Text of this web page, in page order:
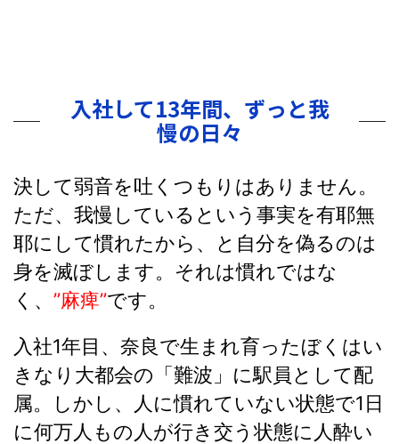
入社して13年間、ずっと我
慢の日々
決して弱音を吐くつもりはありません。
ただ、我慢しているという事実を有耶無
耶にして慣れたから、と自分を偽るのは
身を滅ぼします。それは慣れではな
く、 ”麻痺”です。
入社1年目、奈良で生まれ育ったぼくはい
きなり大都会の「難波」に駅員として配
属。しかし、人に慣れていない状態で1日
に何万人もの人が行き交う状態に人酔い